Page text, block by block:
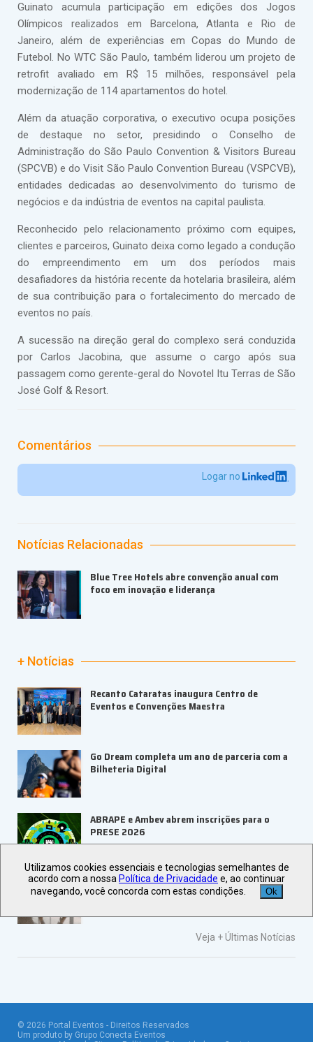
Guinato acumula participação em edições dos Jogos
Olímpicos realizados em Barcelona, Atlanta e Rio de
Janeiro, além de experiências em Copas do Mundo de
Futebol. No WTC São Paulo, também liderou um projeto de
retrofit avaliado em R$ 15 milhões, responsável pela
modernização de 114 apartamentos do hotel.
Além da atuação corporativa, o executivo ocupa posições
de destaque no setor, presidindo o Conselho de
Administração do São Paulo Convention & Visitors Bureau
(SPCVB) e do Visit São Paulo Convention Bureau (VSPCVB),
entidades dedicadas ao desenvolvimento do turismo de
negócios e da indústria de eventos na capital paulista.
Reconhecido pelo relacionamento próximo com equipes,
clientes e parceiros, Guinato deixa como legado a condução
do empreendimento em um dos períodos mais
desafiadores da história recente da hotelaria brasileira, além
de sua contribuição para o fortalecimento do mercado de
eventos no país.
A sucessão na direção geral do complexo será conduzida
por Carlos Jacobina, que assume o cargo após sua
passagem como gerente-geral do Novotel Itu Terras de São
José Golf & Resort.
Comentários
Logar no
Notícias Relacionadas
Blue Tree Hotels abre convenção anual com
foco em inovação e liderança
+ Notícias
Recanto Cataratas inaugura Centro de
Eventos e Convenções Maestra
Go Dream completa um ano de parceria com a
Bilheteria Digital
ABRAPE e Ambev abrem inscrições para o
PRESE 2026
ALAGEV aponta tendências para viagens
corporativas em 2027
Veja +Últimas Notícias
© 2026 Portal Eventos - Direitos Reservados
Um produto by Grupo Conecta Eventos
Utilizamos cookies essenciais e tecnologias semelhantes de
acordo com a nossa Política de Privacidade e, ao continuar
navegando, você concorda com estas condições.
Ok